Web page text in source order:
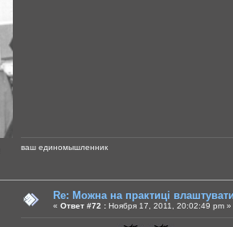
ваш единомышленник
Re: Можна на практиці
« Ответ #72 : Ноября 17, 2011, 20:02:49 pm »